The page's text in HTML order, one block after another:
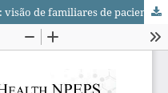
Cuidados paliativos oncológicos: visão de familiares de pacientes acompanhados por uma equipe de consultoria/ Palliative care oncological: view of relatives of patients accompanied by consulting team/ Cuidados paliativos oncológicos: visión de familiares de los pacientes acompañados por equipo de consultoría